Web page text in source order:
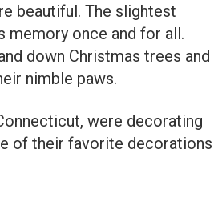
beautiful. The slightest
memory once and for all.
down Christmas trees and
nimble paws.
were decorating
of their favorite decorations